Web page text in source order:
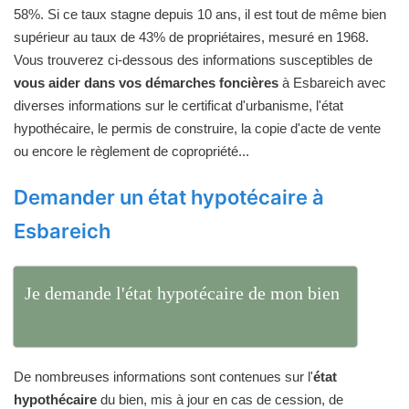
58%. Si ce taux stagne depuis 10 ans, il est tout de même bien
supérieur au taux de 43% de propriétaires, mesuré en 1968.
Vous trouverez ci-dessous des informations susceptibles de
vous aider dans vos démarches foncières à Esbareich avec
diverses informations sur le certificat d'urbanisme, l'état
hypothécaire, le permis de construire, la copie d'acte de vente
ou encore le règlement de copropriété...
Demander un état hypotécaire à
Esbareich
Je demande l'état hypotécaire de mon bien
De nombreuses informations sont contenues sur l'état
hypothécaire du bien, mis à jour en cas de cession, de